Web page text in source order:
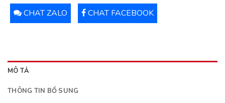
CHAT ZALO CHAT FACEBOOK
MÔ TẢ
THÔNG TIN BỔ SUNG